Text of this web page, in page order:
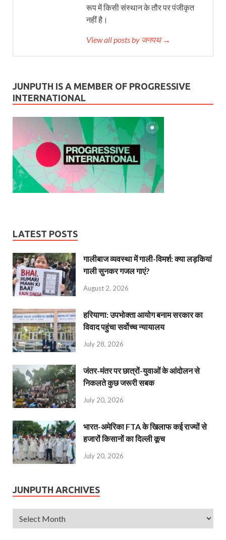
रूप में किसी संस्थान के तौर पर पंजीकृत
नहीं है।
View all posts by जनपथ →
JUNPUTH IS A MEMBER OF PROGRESSIVE
INTERNATIONAL
LATEST POSTS
गालीबाज व्‍यवस्‍था में गाली-विमर्श: क्या लड़कियां
गाली सुनकर गजल गाएं?
August 2, 2026
हरियाणा: उपभोक्ता आयोग बनाम सरकार का
विवाद पहुंचा सर्वोच्च न्यायालय
July 28, 2026
जंतर-मंतर पर छात्रों-युवाओं के आंदोलन से
निकलते कुछ जरूरी सबक
July 20, 2026
भारत-अमेरिका FTA के खिलाफ कई राज्यों से
हजारों किसानों का दिल्ली कूच
July 20, 2026
JUNPUTH ARCHIVES